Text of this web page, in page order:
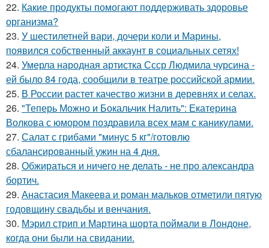
22. Какие продукты помогают поддерживать здоровье
организма?
23. У шестилетней вари, дочери коли и Марины,
появился собственный аккаунт в социальных сетях!
24. Умерла народная артистка Ссср Людмила чурсина -
ей было 84 года, сообщили в театре российской армии.
25. В России растет качество жизни в деревнях и селах.
26. "Теперь Можно и Бокальчик Налить": Екатерина
Волкова с юмором поздравила всех мам с каникулами.
27. Салат с грибами "минус 5 кг"/готовлю
сбалансированный ужин на 4 дня.
28. Обжираться и ничего не делать - не про александра
бортич.
29. Анастасия Макеева и роман мальков отметили пятую
годовщину свадьбы и венчания.
30. Мэрил стрип и Мартина шорта поймали в Лондоне,
когда они были на свидании.